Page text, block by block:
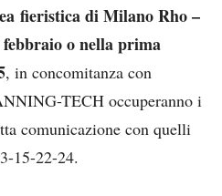
fieristica di Milano Rho –
o nella prima
, in concomitanza con
TECH occuperanno i
comunicazione con quelli
15-22-24.